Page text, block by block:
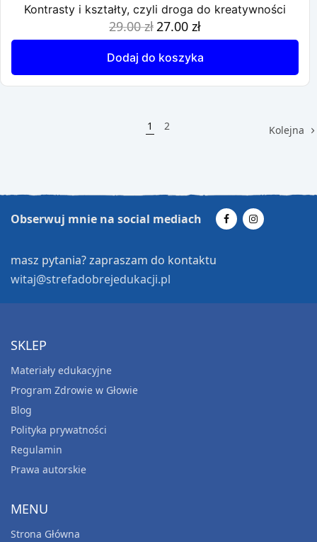
Kontrasty i kształty, czyli droga do kreatywności
29.00zł Pierwotna
cena
29.00 zł.
27.00 złAktualna
cena
27.00 zł.
Dodaj do koszyka
1 2 Kolejna
Obserwuj mnie na social mediach
masz pytania? zapraszam do kontaktu
witaj@strefadobrejedukacji.pl
SKLEP
Materiały edukacyjne
Program Zdrowie w Głowie
Blog
Polityka prywatności
Regulamin
Prawa autorskie
MENU
Strona Główna